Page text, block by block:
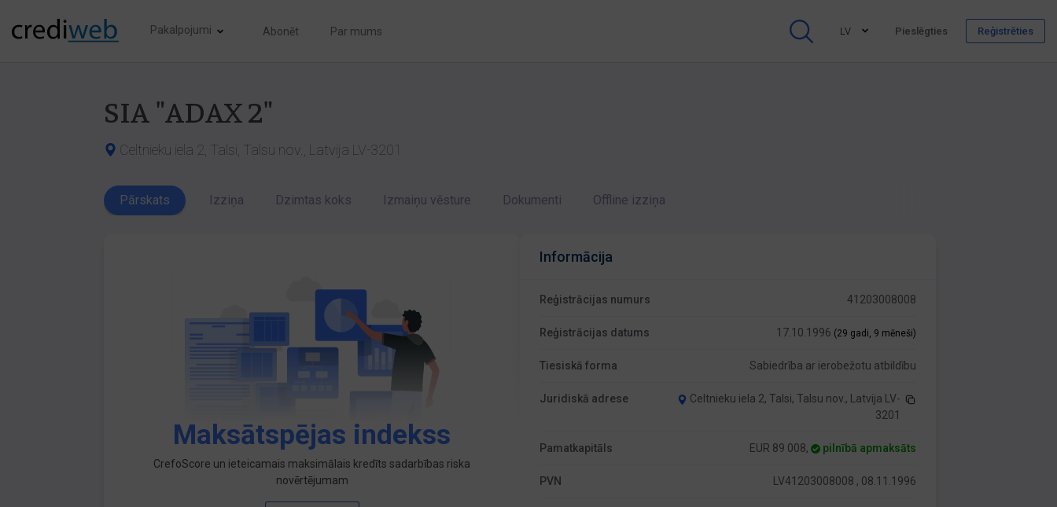
Pakalpojumi Abonēt Par mums LV Pieslēgties Reģistrēties
SIA "ADAX 2"
Celtnieku iela 2, Talsi, Talsu nov., Latvija LV-3201
Pārskats Izziņa Dzimtas koks Izmaiņu vēsture Dokumenti Offline izziņa
Maksātspējas indekss
CrefoScore un ieteicamais maksimālais kredīts sadarbības riska
novērtējumam
Informācija
Reģistrācijas numurs 41203008008
Reģistrācijas datums 17.10.1996 (29 gadi, 9 mēneši)
Tiesiskā forma Sabiedrība ar ierobežotu atbildību
Juridiskā adrese
Celtnieku iela 2, Talsi, Talsu nov., Latvija LV-
3201
Pamatkapitāls EUR 89 008, pilnībā apmaksāts
PVN LV41203008008 , 08.11.1996